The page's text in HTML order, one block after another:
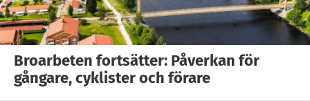
Broarbeten fortsätter: Påverkan för
gångare, cyklister och förare